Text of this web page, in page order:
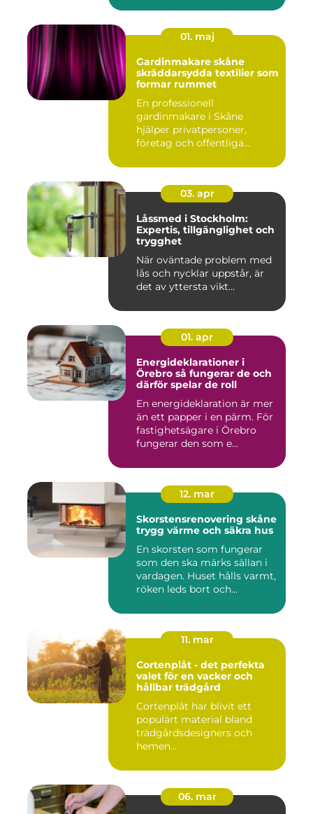
01. maj
Gardinmakare skåne
skräddarsydda textilier som
formar rummet
En professionell
gardinmakare i Skåne
hjälper privatpersoner,
företag och offentliga
03. apr
Låssmed i Stockholm:
Expertis, tillgänglighet och
trygghet
När oväntade problem med
lås och nycklar uppstår, är
det av yttersta vikt...
01. apr
Energideklarationer i
Örebro så fungerar de och
därför spelar de roll
En energideklaration är mer
än ett papper i en pärm. För
fastighetsägare i Örebro
fungerar den som e...
12. mar
Skorstensrenovering skåne
trygg värme och säkra hus
En skorsten som fungerar
som den ska märks sällan i
vardagen. Huset hålls varmt,
röken leds bort och...
11. mar
Cortenplåt - det perfekta
valet för en vacker och
hållbar trädgård
Cortenplåt har blivit ett
populärt material bland
trädgårdsdesigners och
hemen...
06. mar